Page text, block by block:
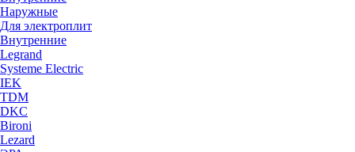
Наружные
Для электроплит
Внутренние
Legrand
Systeme Electric
IEK
TDM
DKC
Bironi
Lezard